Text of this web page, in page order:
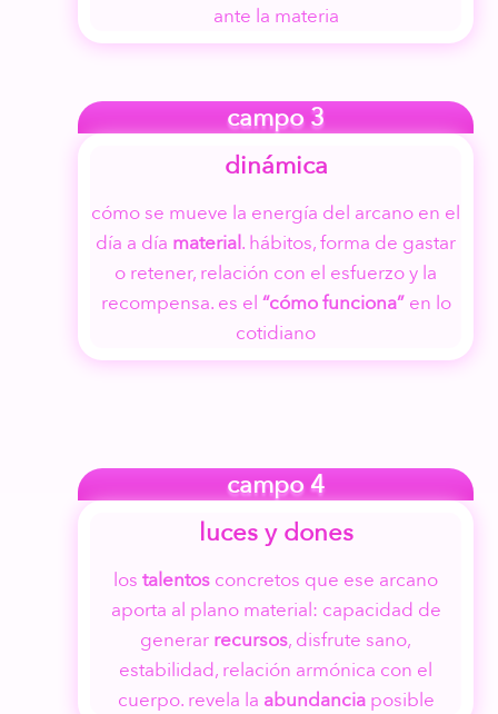
ante la materia
campo 3
dinámica
cómo se mueve la energía del arcano en el
día a día material. hábitos, forma de gastar
o retener, relación con el esfuerzo y la
recompensa. es el “cómo funciona”en lo
cotidiano
campo 4
luces y dones
lostalentos concretos que ese arcano
aporta al plano material: capacidad de
generar recursos, disfrute sano,
estabilidad, relación armónica con el
cuerpo. revela la abundanciaposible